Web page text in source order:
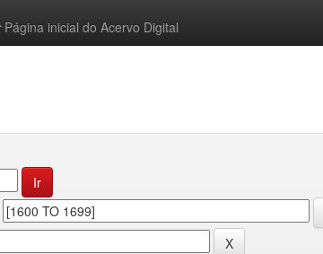
Página inicial do Acervo Digital